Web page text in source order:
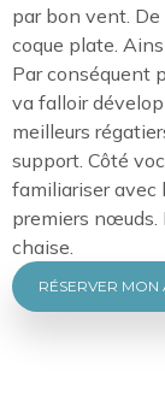
par bon vent.
coque plate.
Par conséquent
va falloir
meilleurs
support. Côté
familiariser avec
premiers nœuds.
chaise.
RÉSERVER MON